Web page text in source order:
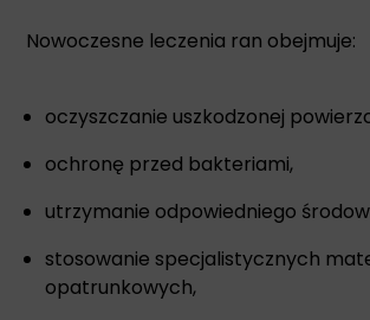
Nowoczesne leczenia ran obejmuje:
oczyszczanie uszkodzonej
ochronę przed bakteriami,
utrzymanie odpowiedniego
stosowanie specjalistycznych
opatrunkowych,